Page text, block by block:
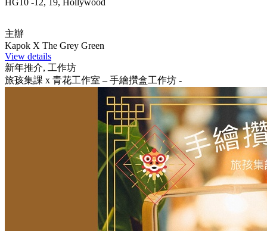
HG10 -12, 19, Hollywood
主辦
Kapok X The Grey Green
View details
新年推介, 工作坊
旅孩集課 x 青花工作室 – 手繪攢盒工作坊 -